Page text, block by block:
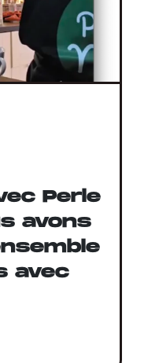
Perle
avons
avec